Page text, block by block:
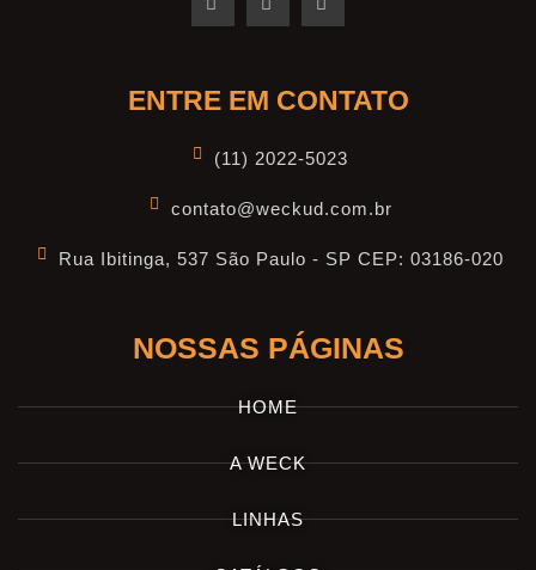
ENTRE EM CONTATO
(11) 2022-5023
contato@weckud.com.br
Rua Ibitinga, 537 São Paulo - SP CEP: 03186-020
NOSSAS PÁGINAS
HOME
A WECK
LINHAS